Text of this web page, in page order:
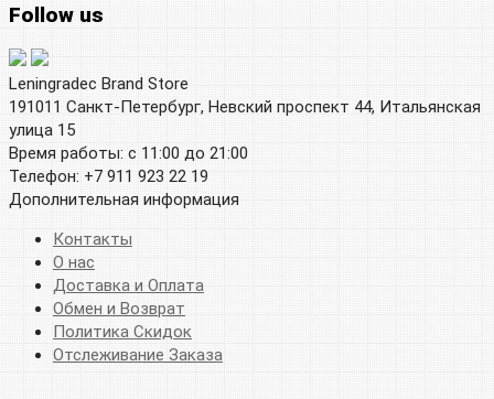
Follow us
Leningradec Brand Store
191011 Санкт-Петербург, Невский проспект 44, Итальянская
улица 15
Время работы: с 11:00 до 21:00
Телефон: +7 911 923 22 19
Дополнительная информация
Контакты
О нас
Доставка и Оплата
Обмен и Возврат
Политика Скидок
Отслеживание Заказа